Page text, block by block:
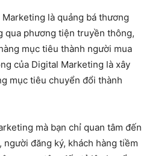
là quảng bá thương
qua phương tiện truyền thông,
mục tiêu thành người mua
của Digital Marketing là xây
mục tiêu chuyển đổi thành
mà bạn chỉ quan tâm đến
đăng ký, khách hàng tiềm